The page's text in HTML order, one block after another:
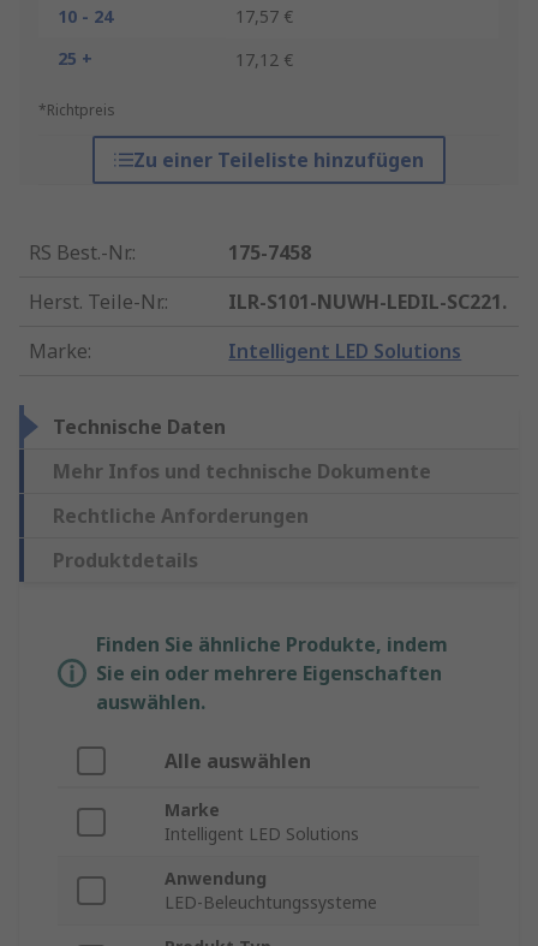
10 - 24
17,57 €
25 +
17,12 €
*Richtpreis
Zu einer Teileliste hinzufügen
RS Best.-Nr.:
175-7458
Herst. Teile-Nr.:
ILR-S101-NUWH-LEDIL-SC221.
Marke: Intelligent LED Solutions
Technische Daten
Mehr Infos und technische Dokumente
Rechtliche Anforderungen
Produktdetails
Finden Sie ähnliche Produkte, indem
Sie ein oder mehrere Eigenschaften
auswählen.
Alle auswählen
Marke
Intelligent LED Solutions
Anwendung
LED-Beleuchtungssysteme